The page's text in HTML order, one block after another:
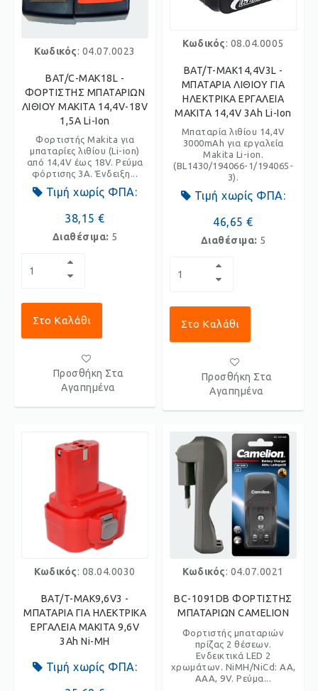
Κωδικός: 04.07.0023
BAT/C-MAK18L -
ΦΟΡΤΙΣΤΗΣ ΜΠΑΤΑΡΙΩΝ
ΛΙΘΙΟΥ MAKITA 14,4V-18V
1,5A Li-Ion
Φορτιστής Makita για
μπαταρίες λιθίου (Li-ion)
από 14,4V έως 18V. Ρεύμα
φόρτισης 3A. Ένδειξη...
Τιμή χωρίς ΦΠΑ:
38,15 €
Διαθέσιμα: 5
Στο Καλάθι
Προσθήκη Στα
Αγαπημένα
Κωδικός: 08.04.0005
BAT/T-MAK14,4V3L -
ΜΠΑΤΑΡΙΑ ΛΙΘΙΟΥ ΓΙΑ
ΗΛΕΚΤΡΙΚΑ ΕΡΓΑΛΕΙΑ
MAKITA 14,4V 3Ah Li-Ion
Μπαταρία λιθίου 14,4V
3000mAh για εργαλεία
Makita Li-ion.
(BL1430/194066-1/194065-
3).
Τιμή χωρίς ΦΠΑ:
46,65 €
Διαθέσιμα: 5
Στο Καλάθι
Προσθήκη Στα
Αγαπημένα
Κωδικός: 08.04.0030
BAT/T-MAK9,6V3 -
ΜΠΑΤΑΡΙΑ ΓΙΑ ΗΛΕΚΤΡΙΚΑ
ΕΡΓΑΛΕΙΑ MAKITA 9,6V
3Ah Ni-MH
Τιμή χωρίς ΦΠΑ:
Κωδικός: 04.07.0021
BC-1091DB ΦΟΡΤΙΣΤΗΣ
ΜΠΑΤΑΡΙΩΝ CAMELION
Φορτιστής μπαταριών
πρίζας 2 θέσεων.
Ενδεικτικά LED 2
χρωμάτων. NiMH/NiCd: AA,
AAA, 9V. Ρεύμα...